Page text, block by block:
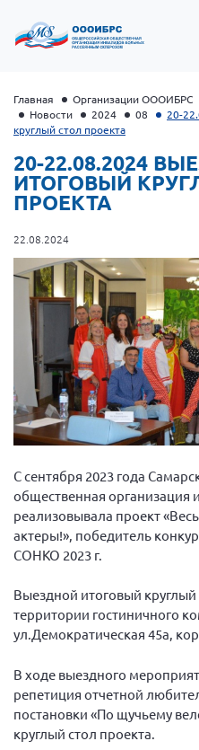
Президент Власов Я.В.
Первый вице-
Генеральный
Вице-президент
Вице-президент
Информационная
Отдел
Вице-президент
Вице-президент Валюх
Вице-президент
Вице-президент
Вице-президент Груба
Главный бухгалтер
Конференция
Экспертный совет
Главная Организации ОООИБРС
Новости
2024 08
20-
круглый стол проекта
20-22.08.2024
ИТОГОВЫЙ
ПРОЕКТА
22.08.2024
С сентября 2023 года
общественная организация
реализовывала проект
актеры!», победитель
СОНКО 2023 г.
Выездной итоговый круглый
территории гостиничного
ул.Демократическая 45а,
В ходе выездного
репетиция отчетной
постановки «По щучьему
круглый стол проекта.